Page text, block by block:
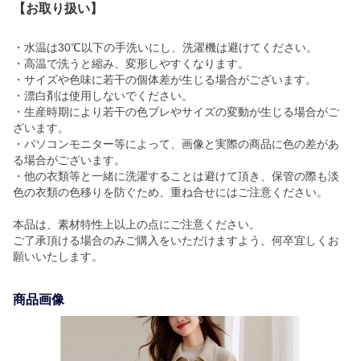
【お取り扱い】
・水温は30℃以下の手洗いにし、洗濯機は避けてください。
・高温で洗うと縮み、変形しやすくなります。
・サイズや色味に若干の個体差が生じる場合がございます。
・漂白剤は使用しないでください。
・生産時期により若干の色ブレやサイズの変動が生じる場合がご
ざいます。
・パソコンモニター等によって、画像と実際の商品に色の差があ
る場合がございます。
・他の衣類等と一緒に洗濯することは避けて頂き、保管の際も淡
色の衣類の色移りを防ぐため、重ね合せにはご注意ください。
本品は、素材特性上以上の点にご注意ください。
ご了承頂ける場合のみご購入をいただけますよう、何卒宜しくお
願いいたします。
商品画像